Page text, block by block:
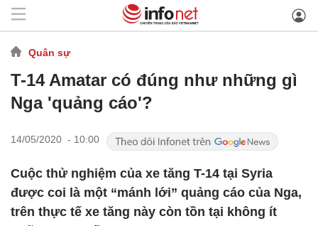
Quân sự
T-14 Amatar có đúng như những gì
Nga 'quảng cáo'?
14/05/2020 - 10:00
Cuộc thử nghiệm của xe tăng T-14 tại Syria
được coi là một “mánh lới” quảng cáo của Nga,
trên thực tế xe tăng này còn tồn tại không ít